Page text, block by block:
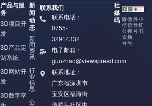
产品与服
务
3D项目开
发
3D产品定
制系统
3D网站开
发
3D数字孪
新
闻
动
态
新
闻
资
讯
行
业
信
息
公
联系我们
联系电话：
0755-
32914332
电子邮箱：
guozhao@viewspread.com
联系地址：
广东省深圳市
宝安区福海街
社
媒
码 微
信
公
众
号
微
信
视
频
号
抖
音
号
小
红
书